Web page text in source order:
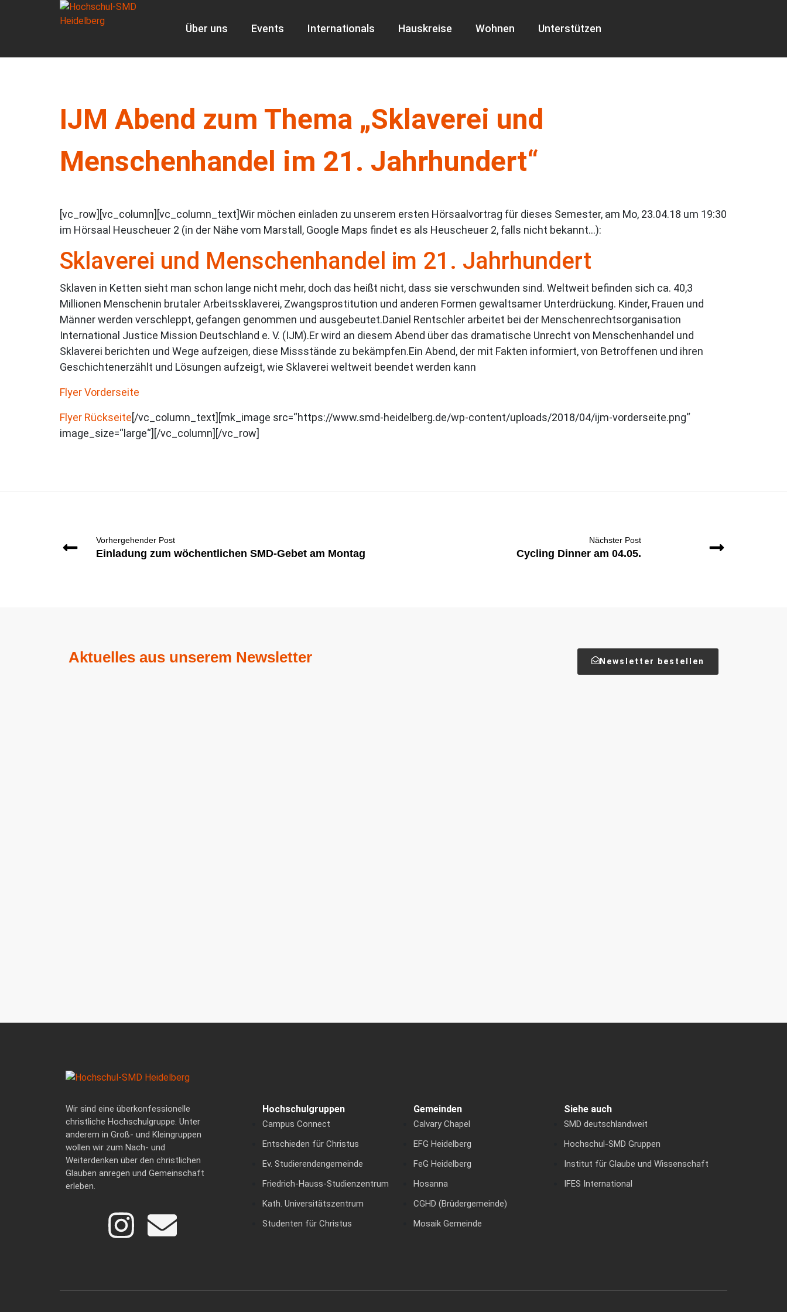
Über uns Events Internationals Hauskreise Wohnen Unterstützen
IJM Abend zum Thema „Sklaverei und
Menschenhandel im 21. Jahrhundert“
[vc_row][vc_column][vc_column_text]Wir möchen einladen zu unserem ersten Hörsaalvortrag für dieses Semester, am Mo, 23.04.18 um 19:30
im Hörsaal Heuscheuer 2 (in der Nähe vom Marstall, Google Maps findet es als Heuscheuer 2, falls nicht bekannt…):
Sklaverei und Menschenhandel im 21. Jahrhundert
Sklaven in Ketten sieht man schon lange nicht mehr, doch das heißt nicht, dass sie verschwunden sind. Weltweit befinden sich ca. 40,3
Millionen Menschenin brutaler Arbeitssklaverei, Zwangsprostitution und anderen Formen gewaltsamer Unterdrückung. Kinder, Frauen und
Männer werden verschleppt, gefangen genommen und ausgebeutet.Daniel Rentschler arbeitet bei der Menschenrechtsorganisation
International Justice Mission Deutschland e. V. (IJM).Er wird an diesem Abend über das dramatische Unrecht von Menschenhandel und
Sklaverei berichten und Wege aufzeigen, diese Missstände zu bekämpfen.Ein Abend, der mit Fakten informiert, von Betroffenen und ihren
Geschichtenerzählt und Lösungen aufzeigt, wie Sklaverei weltweit beendet werden kann
Flyer Vorderseite
Flyer Rückseite[/vc_column_text][mk_image src=“https://www.smd-heidelberg.de/wp-content/uploads/2018/04/ijm-vorderseite.png“
image_size=“large“][/vc_column][/vc_row]
Vorhergehender Post
Einladung zum wöchentlichen SMD-Gebet am Montag
Nächster Post
Cycling Dinner am 04.05.
Aktuelles aus unserem Newsletter Newsletter bestellen
Wir sind eine überkonfessionelle
christliche Hochschulgruppe. Unter
anderem in Groß- und Kleingruppen
wollen wir zum Nach- und
Weiterdenken über den christlichen
Glauben anregen und Gemeinschaft
erleben.
Hochschulgruppen
Campus Connect
Entschieden für Christus
Ev. Studierendengemeinde
Friedrich-Hauss-Studienzentrum
Kath. Universitätszentrum
Studenten für Christus
Gemeinden
Calvary Chapel
EFG Heidelberg
FeG Heidelberg
Hosanna
CGHD (Brüdergemeinde)
Mosaik Gemeinde
Siehe auch
SMD deutschlandweit
Hochschul-SMD Gruppen
Institut für Glaube und Wissenschaft
IFES International